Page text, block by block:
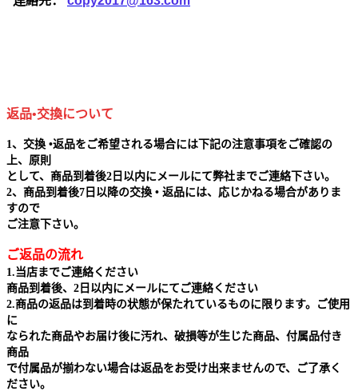
返品•交換について
1、交換 •返品をご希望される場合には下記の注意事項をご確認の
上、原則
として、商品到着後2日以内にメールにて弊社までご連絡下さい。
2、商品到着後7日以降の交換 • 返品には、応じかねる場合がありま
すので
ご注意下さい。
ご返品の流れ
1.当店までご連絡ください
商品到着後、2日以内にメールにてご連絡ください
2.商品の返品は到着時の状態が保たれているものに限ります。ご使用
に
なられた商品やお届け後に汚れ、破損等が生じた商品、付属品付き
商品
で付属品が揃わない場合は返品をお受け出来ませんので、ご了承く
ださい。